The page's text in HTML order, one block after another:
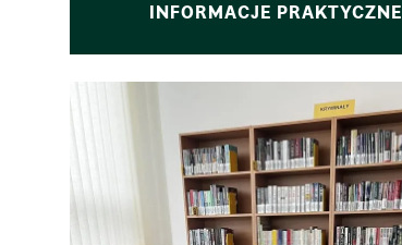
INFORMACJE PRAKTYCZNE